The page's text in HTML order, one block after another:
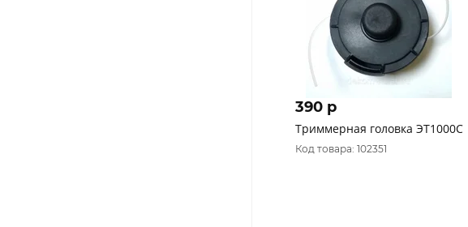
390 p
Триммерная головка ЭТ1000С
Код товара: 102351